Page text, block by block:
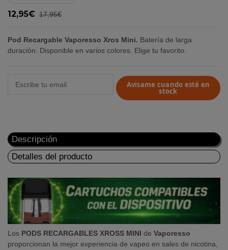
12,95€ 17,95€
Pod Recargable Vaporesso Xros Mini. Batería de larga
duración. Disponible en varios colores. Elige tu favorito.
Avisame cuando esté en
stock
Descripción
Detalles del producto
Los PODS RECARGABLES XROSS MINI de Vaporesso
proporcionan la mejor experiencia de vapeo en sales de nicotina,